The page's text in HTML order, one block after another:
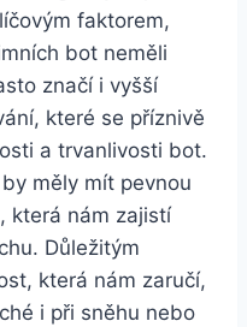
faktorem,
bot neměli
značí i vyšší
které se příznivě
a trvanlivosti bot.
​měly mít ⁤pevnou
která nám zajistí
Důležitým
která nám zaručí,
i při ‌sněhu nebo